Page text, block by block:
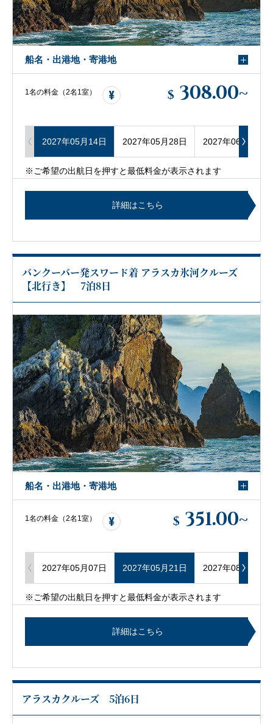
船名・出港地・寄港地
1名の料金（2名1室） $ 308.00~
2027年05月14日 2027年05月28日 2027年06月11日
※ご希望の出航日を押すと最低料金が表示されます
詳細はこちら
バンクーバー発スワード着 アラスカ氷河クルーズ
【北行き】 7泊8日
船名・出港地・寄港地
1名の料金（2名1室） $ 351.00~
2027年05月07日 2027年05月21日 2027年08月27日
※ご希望の出航日を押すと最低料金が表示されます
詳細はこちら
アラスカクルーズ 5泊6日